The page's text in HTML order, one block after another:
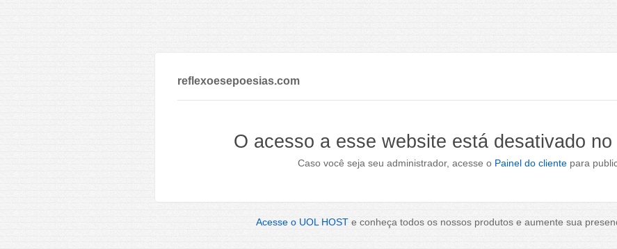
reflexoesepoesias.com
O acesso a esse website está desativado no
Caso você seja seu administrador, acesse o Painel do clientepara
Acesse o UOL HOST e conheça todos os nossos produtos e aumente sua